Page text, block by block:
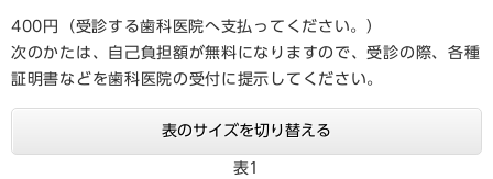
400円（受診する歯科医院へ支払ってください。）
次のかたは、自己負担額が無料になりますので、受診の際、各種
証明書などを歯科医院の受付に提示してください。
表のサイズを切り替える
表1